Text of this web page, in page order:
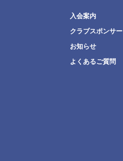
入会案内
クラブスポンサー
お知らせ
よくあるご質問